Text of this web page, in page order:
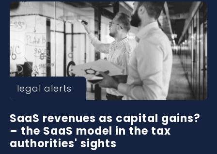
legal alerts
SaaS revenues as capital gains?
– the SaaS model in the tax
authorities' sights